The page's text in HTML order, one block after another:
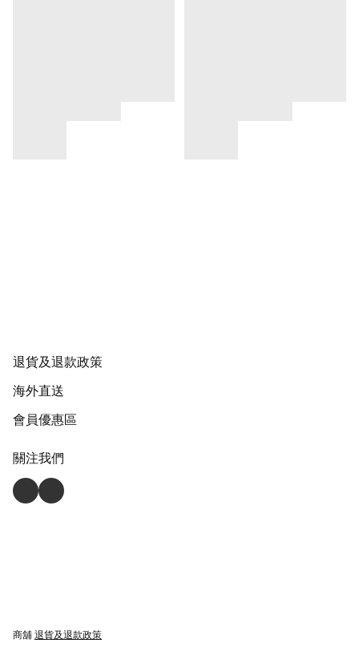
退貨及退款政策
海外直送
會員優惠區
關注我們
商舖 退貨及退款政策